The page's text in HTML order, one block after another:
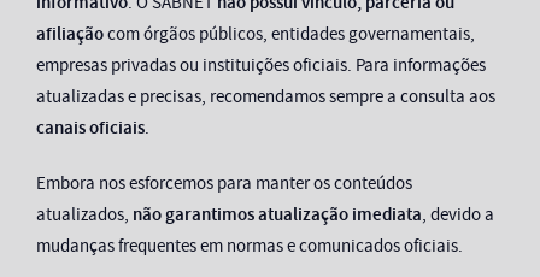
afiliaçãocom órgãos públicos, entidades governamentais,
empresas privadas ou instituições oficiais. Para informações
atualizadas e precisas, recomendamos sempre a consulta aos
canais oficiais.
Embora nos esforcemos para manter os conteúdos
atualizados, não garantimos atualização imediata, devido a
mudanças frequentes em normas e comunicados oficiais.